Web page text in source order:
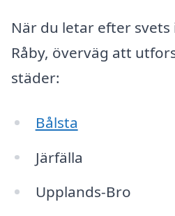
När du letar efter
Råby, överväg att
städer:
Bålsta
Järfälla
Upplands-Bro